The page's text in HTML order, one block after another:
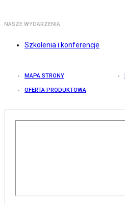
NASZE WYDARZENIA
Szkolenia i konferencje
MAPA STRONY
OFERTA PRODUKTOWA